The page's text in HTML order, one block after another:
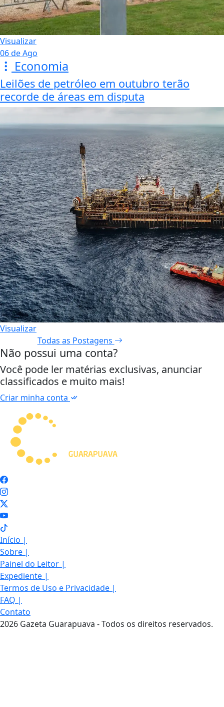
Visualizar
06 de Ago
Economia
Leilões de petróleo em outubro terão
recorde de áreas em disputa
Visualizar
Todas as Postagens
Não possui uma conta?
Você pode ler matérias exclusivas, anunciar
classificados e muito mais!
Criar minha conta
Início |
Sobre |
Painel do Leitor |
Expediente |
Termos de Uso e Privacidade |
FAQ |
Contato
2026 Gazeta Guarapuava - Todos os direitos reservados.